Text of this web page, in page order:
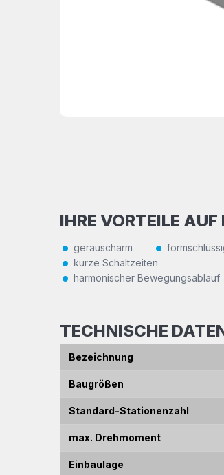
IHRE VORTEILE
geräuscharm
kurze Schaltzeiten
harmonischer Bewegungsablauf
TECHNISCHE
Bezeichnung
Baugrößen
Standard-Stationenzahl
max. Drehmoment
Einbaulage